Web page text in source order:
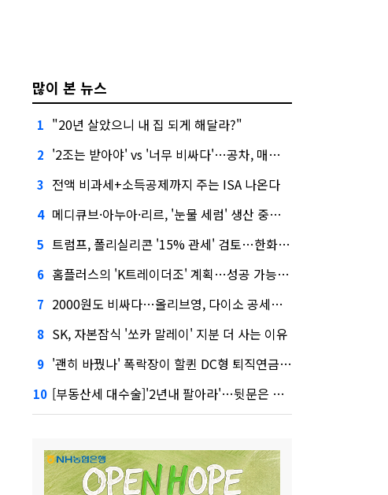
많이 본 뉴스
1 "20년 살았으니 내 집 되게 해달라?"
2 '2조는 받아야' vs '너무 비싸다'…공차, 매각 성공할까
3 전액 비과세+소득공제까지 주는 ISA 나온다
4 메디큐브·아누아·리르, '눈물 세럼' 생산 중단한다
5 트럼프, 폴리실리콘 '15% 관세' 검토…한화큐셀·OCI 영향은?
6 홈플러스의 'K트레이더조' 계획…성공 가능성은 '글쎄'
7 2000원도 비싸다…올리브영, 다이소 공세에 '가성비'로 맞불
8 SK, 자본잠식 '쏘카 말레이' 지분 더 사는 이유
9 '괜히 바꿨나' 폭락장이 할퀸 DC형 퇴직연금…전문가 조언은
10 [부동산세 대수술]'2년내 팔아라'…뒷문은 열었다